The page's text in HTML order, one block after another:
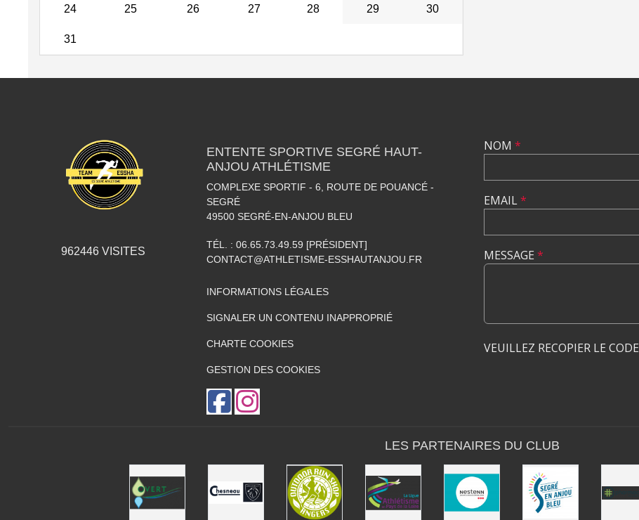
24 25 26 27 28 29 30
31
962446 VISITES
ENTENTE SPORTIVE SEGRÉ HAUT-
ANJOU ATHLÉTISME
COMPLEXE SPORTIF - 6, ROUTE DE POUANCÉ -
SEGRÉ
49500 SEGRÉ-EN-ANJOU BLEU
TÉL. : 06.65.73.49.59 [PRÉSIDENT]
CONTACT@ATHLETISME-ESSHAUTANJOU.FR
INFORMATIONS LÉGALES
SIGNALER UN CONTENU INAPPROPRIÉ
CHARTE COOKIES
GESTION DES COOKIES
NOM *
EMAIL*
MESSAGE *
VEUILLEZ RECOPIER LE CODE
LES PARTENAIRES DU CLUB